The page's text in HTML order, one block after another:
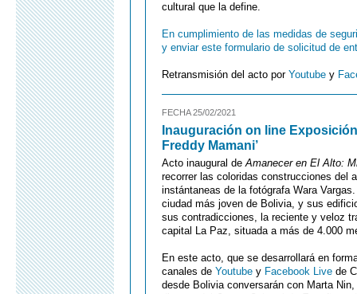
cultural que la define.
En cumplimiento de las medidas de
y enviar este formulario de solicitud de
Retransmisión del acto por Youtube y
FECHA 25/02/2021
Inauguración on line
Freddy Mamani’
Acto inaugural deAmanecer en El Alto:
recorrer las coloridas construcciones del
instántaneas de la fotógrafa Wara
ciudad más joven de Bolivia, y sus
sus contradicciones, la reciente y veloz
capital La Paz, situada a más de 4.000
En este acto, que se desarrollará en
canales de Youtube y Facebook Live de
desde Bolivia conversarán con Marta